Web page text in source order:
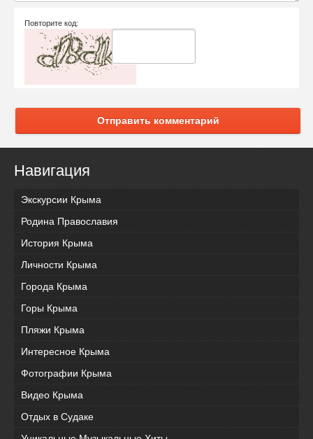
Повторите код:
Отправить комментарий
Навигация
Экскурсии Крыма
Родина Православия
История Крыма
Личности Крыма
Города Крыма
Горы Крыма
Пляжи Крыма
Интересное Крыма
Фотографии Крыма
Видео Крыма
Отдых в Судаке